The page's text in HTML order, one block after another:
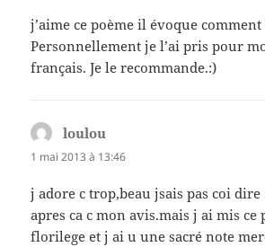
j’aime ce poème il évoque
Personnellement je l’ai pris pour
français. Je le recommande.:)
loulou
1 mai 2013 à 13:46
j adore c trop,beau jsais pas coi dire
apres ca c mon avis.mais j ai mis ce
florilege et j ai u une sacré note